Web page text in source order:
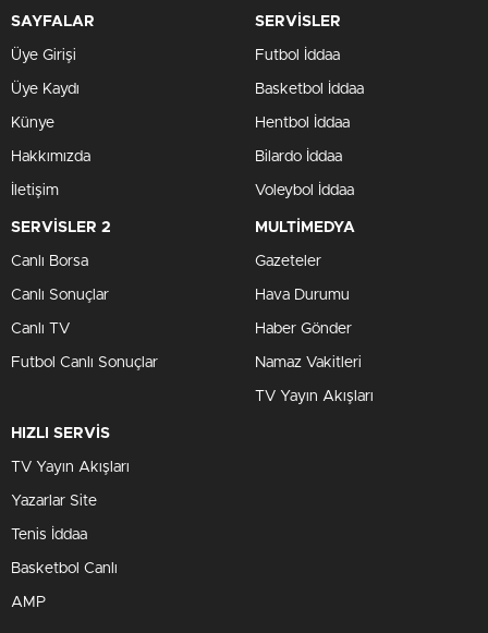
SAYFALAR
Üye Girişi
Üye Kaydı
Künye
Hakkımızda
İletişim
SERVİSLER
Futbol İddaa
Basketbol İddaa
Hentbol İddaa
Bilardo İddaa
Voleybol İddaa
SERVİSLER 2
Canlı Borsa
Canlı Sonuçlar
Canlı TV
Futbol Canlı Sonuçlar
MULTİMEDYA
Gazeteler
Hava Durumu
Haber Gönder
Namaz Vakitleri
TV Yayın Akışları
HIZLI SERVİS
TV Yayın Akışları
Yazarlar Site
Tenis İddaa
Basketbol Canlı
AMP